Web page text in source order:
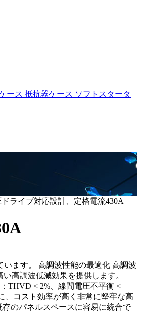
ース 抵抗器ケース ソフトスタータ
ライブ対応設計、定格電流430A
います。 高調波性能の最適化 高調波
高調波低減効果を提供します。
THVD < 2%、線間電圧不平衡 <
、コスト効率が高く非常に堅牢な高
のパネルスペースに容易に統合で